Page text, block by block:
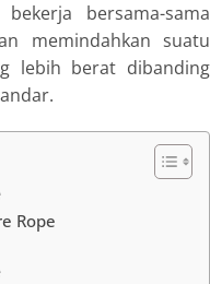
bersama-sama
memindahkan suatu
lebih berat dibanding
Rope